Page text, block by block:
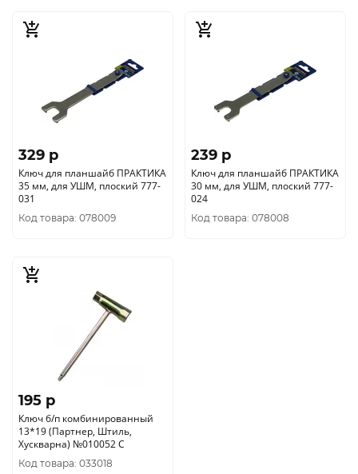
329 p
Ключ для планшайб ПРАКТИКА
35 мм, для УШМ, плоский 777-
031
Код товара: 078009
239 p
Ключ для планшайб ПРАКТИКА
30 мм, для УШМ, плоский 777-
024
Код товара: 078008
195 p
Ключ б/п комбинированный
13*19 (Партнер, Штиль,
Хускварна) №010052 C
Код товара: 033018